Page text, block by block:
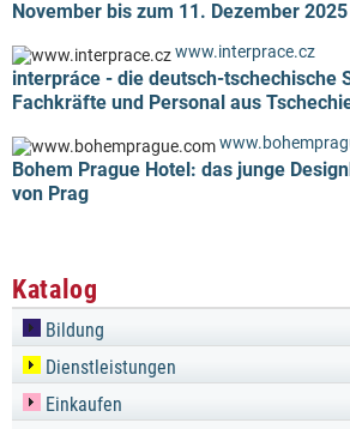
November bis zum 11. Dezember 2025
www.interprace.cz
interpráce - die deutsch-tschechische
Fachkräfte und Personal aus
Bohem Prague Hotel: das junge
von Prag
Katalog
Bildung
Dienstleistungen
Einkaufen